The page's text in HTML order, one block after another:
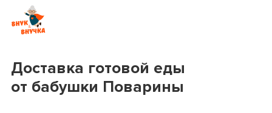
Доставка готовой еды
от бабушки Поварины